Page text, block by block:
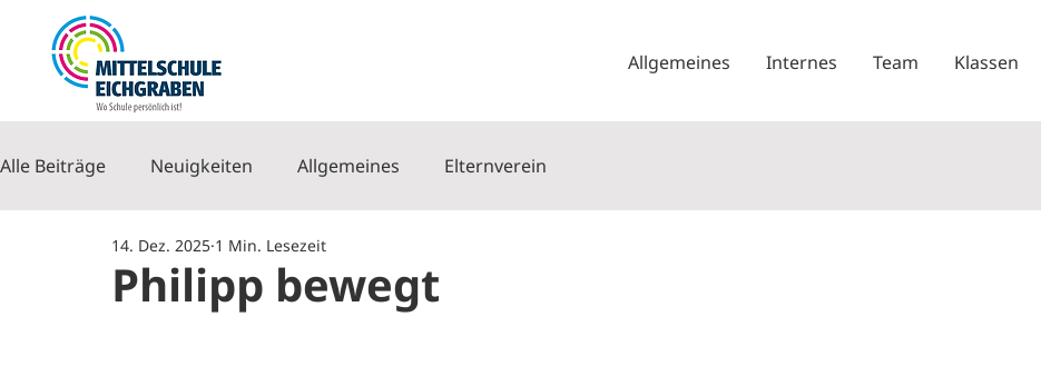
Allgemeines Internes Team Klassen
Alle Beiträge Neuigkeiten Allgemeines Elternverein
Philipp bewegt
14. Dez. 2025 1 Min. Lesezeit